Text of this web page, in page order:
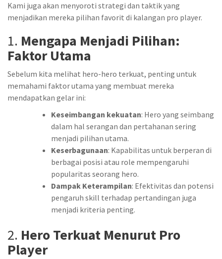
Kami juga akan menyoroti strategi dan taktik yang
menjadikan mereka pilihan favorit di kalangan pro player.
1. Mengapa Menjadi Pilihan:
Faktor Utama
Sebelum kita melihat hero-hero terkuat, penting untuk
memahami faktor utama yang membuat mereka
mendapatkan gelar ini:
Keseimbangan kekuatan: Hero yang seimbang
dalam hal serangan dan pertahanan sering
menjadi pilihan utama.
Keserbagunaan: Kapabilitas untuk berperan di
berbagai posisi atau role mempengaruhi
popularitas seorang hero.
Dampak Keterampilan: Efektivitas dan potensi
pengaruh skill terhadap pertandingan juga
menjadi kriteria penting.
2. Hero Terkuat Menurut Pro
Player